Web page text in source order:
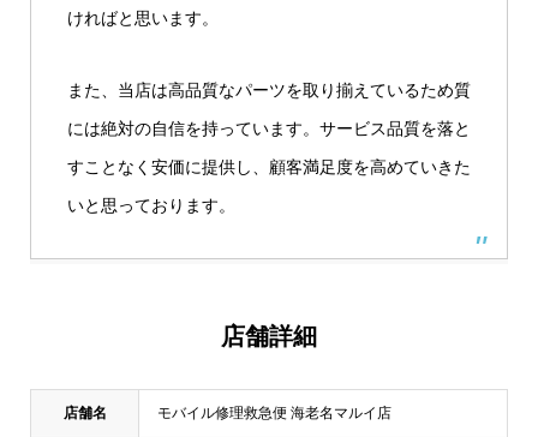
ければと思います。
また、当店は高品質なパーツを取り揃えているため質
には絶対の自信を持っています。サービス品質を落と
すことなく安価に提供し、顧客満足度を高めていきた
いと思っております。
店舗詳細
店舗名 モバイル修理救急便 海老名マルイ店